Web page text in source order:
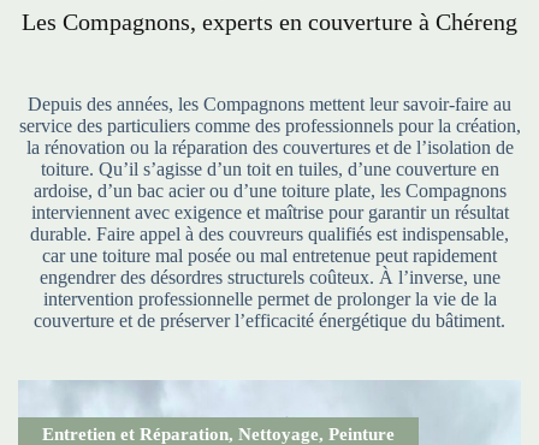
Les Compagnons, experts en couverture à Chéreng
Depuis des années, les Compagnons mettent leur savoir-faire au
service des particuliers comme des professionnels pour la création,
la rénovation ou la réparation des couvertures et de l’isolation de
toiture. Qu’il s’agisse d’un toit en tuiles, d’une couverture en
ardoise, d’un bac acier ou d’une toiture plate, les Compagnons
interviennent avec exigence et maîtrise pour garantir un résultat
durable. Faire appel à des couvreurs qualifiés est indispensable,
car une toiture mal posée ou mal entretenue peut rapidement
engendrer des désordres structurels coûteux. À l’inverse, une
intervention professionnelle permet de prolonger la vie de la
couverture et de préserver l’efficacité énergétique du bâtiment.
Entretien et Réparation, Nettoyage, Peinture